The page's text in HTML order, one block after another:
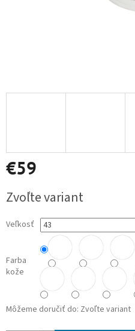
€59
cena:
Zvoľte variant
Veľkosť
Farba
kože
Môžeme doručiť do: Zvoľte variant